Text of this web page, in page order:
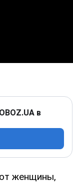
в
женщины,